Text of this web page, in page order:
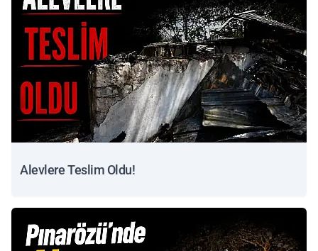
Alevlere Teslim Oldu!